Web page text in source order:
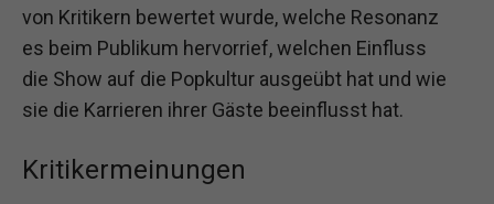
von Kritikern bewertet wurde, welche Resonanz
es beim Publikum hervorrief, welchen Einfluss
die Show auf die Popkultur ausgeübt hat und wie
sie die Karrieren ihrer Gäste beeinflusst hat.
Kritikermeinungen